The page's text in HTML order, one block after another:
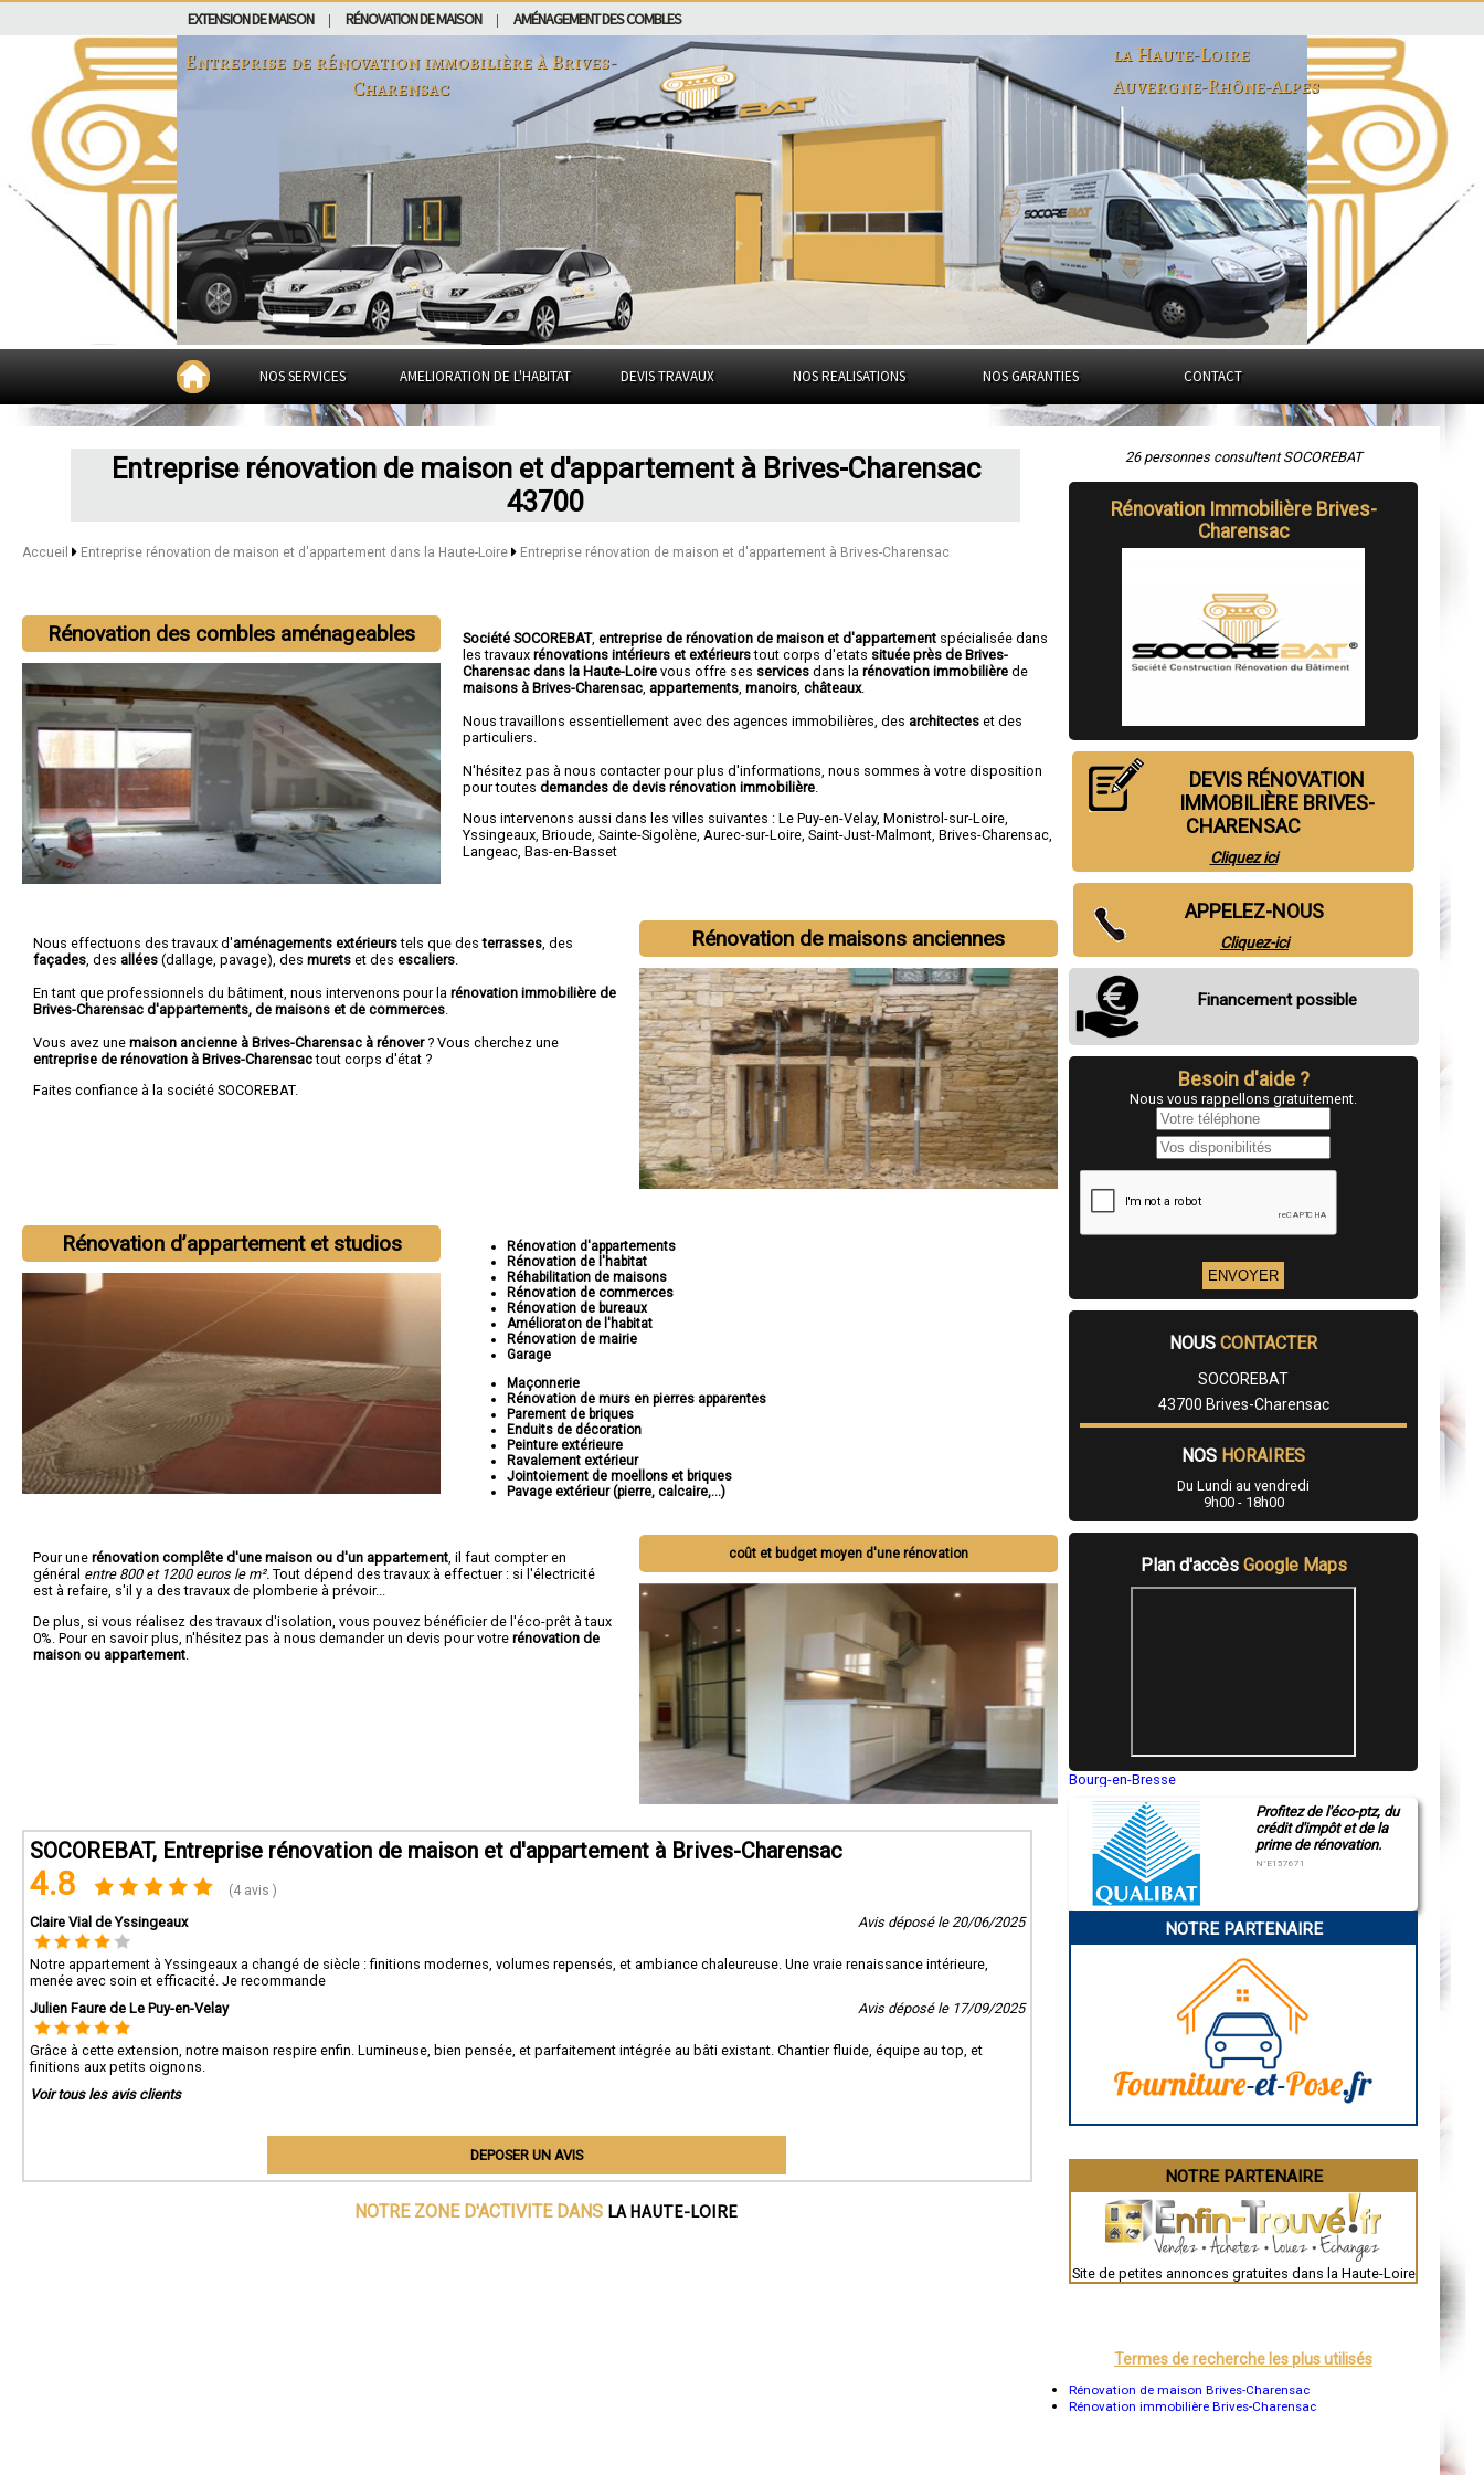
EXTENSION DE MAISON RÉNOVATION DE MAISON AMÉNAGEMENT DES COMBLES
Entreprise de rénovation immobilière àBrives-
Charensac
la Haute-Loire
Auvergne-Rhône-Alpes
NOS SERVICES AMELIORATION DE L'HABITAT DEVIS TRAVAUX NOS REALISATIONS NOS GARANTIES CONTACT
Entreprise rénovation de maison et d'appartement à Brives-Charensac
43700
Accueil Entreprise rénovation de maison et d'appartement dans la Haute-Loire Entreprise rénovation de maison et d'appartement à Brives-Charensac
Rénovation des combles aménageables Société SOCOREBAT,entreprise de rénovation de maison et d'appartement spécialisée dans
les travauxrénovations intérieurs et extérieurstout corps d'etats située près de Brives-
Charensac dans la Haute-Loirevous offre ses services dans larénovation immobilière de
maisons à Brives-Charensac appartements ,manoirs ,châteaux.
Nous travaillons essentiellement avec des agences immobilières, des architectes et des
particuliers.
N'hésitez pas à nous contacter pour plus d'informations, nous sommes à votre disposition
pour toutesdemandes de devis rénovation immobilière
Nous intervenons aussi dans les villes suivantes :Le Puy-en-Velay,Monistrol-sur-Loire
Yssingeaux ,Brioude ,Sainte-Sigolène Aurec-sur-Loire ,Saint-Just-Malmont ,Brives-Charensac
Langeac ,Bas-en-Basset
Rénovation de maisons anciennes
Nous effectuons des travaux d'aménagements extérieurstels que desterrasses , des
façades , des allées (dallage, pavage), des murets et des escaliers
En tant que professionnels du bâtiment, nous intervenons pour la rénovation immobilière de
Brives-Charensac d'appartements, de maisons et de commerces
Vous avez une maison ancienne à Brives-Charensac à rénover? Vous cherchez une
entreprise de rénovation à Brives-Charensactout corps d'état ?
Faites confiance à la société SOCOREBAT.
Rénovation d’appartement et studios
Rénovation d'appartements
Rénovation de l'habitat
Réhabilitation de maisons
Rénovation de commerces
Rénovation de bureaux
Amélioraton de l'habitat
Rénovation de mairie
Garage
Maçonnerie
Rénovation de murs en pierres apparentes
Parement de briques
Enduits de décoration
Peinture extérieure
Ravalement extérieur
Jointoiement de moellons et briques
Pavage extérieur (pierre, calcaire,...)
coût et budget moyen d'une rénovation
Pour une rénovation complête d'une maison ou d'un appartement , il faut compter en
général entre 800 et 1200 euros le m². Tout dépend des travaux à effectuer : si l'électricité
est à refaire, s'il y a des travaux de plomberie à prévoir...
De plus, si vous réalisez des travaux d'isolation, vous pouvez bénéficier de l'éco-prêt à taux
0%. Pour en savoir plus, n'hésitez pas à nous demander un devis pour votre rénovation de
maison ou appartement
SOCOREBAT, Entreprise rénovation de maison et d'appartement à Brives-Charensac
4.8 (4 avis )
Claire Vial de Yssingeaux Avis déposé le 20/06/2025
Notre appartement à Yssingeaux a changé de siècle : finitions modernes, volumes repensés, et ambiance chaleureuse. Une vraie renaissance intérieure,
menée avec soin et efficacité. Je recommande
Julien Faure de Le Puy-en-Velay
Avis déposé le 17/09/2025
Grâce à cette extension, notre maison respire enfin. Lumineuse, bien pensée, et parfaitement intégrée au bâti existant. Chantier fluide, équipe au top, et
finitions aux petits oignons.
Voir tous les avis clients
DEPOSER UN AVIS
NOTRE ZONE D'ACTIVITE DANS LA HAUTE-LOIRE
26 personnes consultent SOCOREBAT
Rénovation Immobilière Brives-
Charensac
DEVIS RÉNOVATION
IMMOBILIÈRE BRIVES-
CHARENSAC
Cliquez ici
APPELEZ-NOUS
Cliquez-ici
Financement possible
Besoin d'aide ?
Nous vous rappellons gratuitement.
NOUS CONTACTER
SOCOREBAT
43700 Brives-Charensac
NOS HORAIRES
Du Lundi au vendredi
9h00 - 18h00
Plan d'accès Google Maps
Bourg-en-Bresse
Montluçon
Manosque
Gap
Charleville-Mézières
Pamiers
Narbonne
Brive-la-Gaillarde
Guéret
Besançon
Évreux
Chartres
Nîmes
Auch
Dole
Mont-de-Marsan
Profitez de l'éco-ptz, du
crédit d'impôt et de la
prime de rénovation.
N°E157671
NOTRE PARTENAIRE
NOTRE PARTENAIRE
Site de petites annonces gratuites dans la Haute-Loire
Termes de recherche les plus utilisés
Rénovation de maison Brives-Charensac
Rénovation immobilière Brives-Charensac